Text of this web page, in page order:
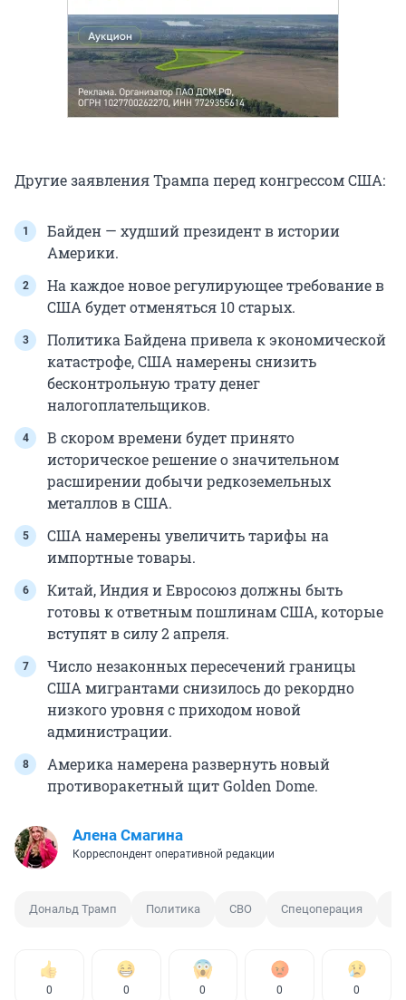
Другие заявления Трампа перед конгрессом США:
Байден — худший президент в истории
Америки.
На каждое новое регулирующее требование в
США будет отменяться 10 старых.
Политика Байдена привела к экономической
катастрофе, США намерены снизить
бесконтрольную трату денег
налогоплательщиков.
В скором времени будет принято
историческое решение о значительном
расширении добычи редкоземельных
металлов в США.
США намерены увеличить тарифы на
импортные товары.
Китай, Индия и Евросоюз должны быть
готовы к ответным пошлинам США, которые
вступят в силу2 апреля.
Число незаконных пересечений границы
США мигрантами снизилось до рекордно
низкого уровня с приходом новой
администрации.
Америка намерена развернуть новый
противоракетный щит Golden Dome.
Алена Смагина
Корреспондент оперативной редакции
Дональд Трамп Политика СВО Спецоперация
0 0 0 0 0